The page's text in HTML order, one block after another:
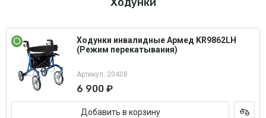
Ходунки инвалидные Армед KR9862LH
(Режим перекатывания)
Артикул: 20408
6 900 ₽
Добавить в корзину